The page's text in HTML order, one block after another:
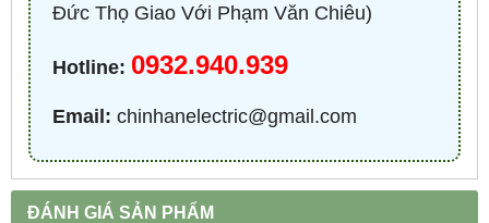
Đức Thọ Giao Với Phạm Văn Chiêu)
Hotline: 0932.940.939
Email: chinhanelectric@gmail.com
ĐÁNH GIÁ SẢN PHẨM